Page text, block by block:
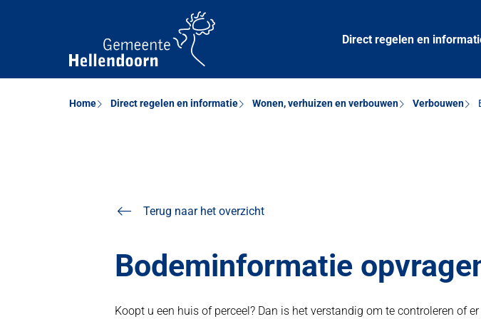
Direct regelen en
Home Direct regelen en informatie Wonen, verhuizen en verbouwen Verbouwen
Terug naar het overzicht
Bodeminformatie
Koopt u een huis of perceel? Dan is het verstandig om te controleren of er